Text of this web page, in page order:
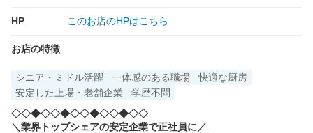
HP このお店のHPはこちら
お店の特徴
シニア・ミドル活躍 一体感のある職場
快適な厨房
安定した上場・老舗企業
学歴不問
◇◇◆◇◇◆◇◇◆◇◇◆◇◇
＼業界トップシェアの安定企業で正社員に／